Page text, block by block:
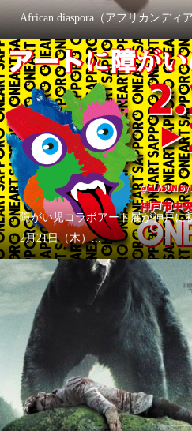
African diaspora（アフリカンディ
障がい児コラボアート展が神戸に
2月21日（木）...